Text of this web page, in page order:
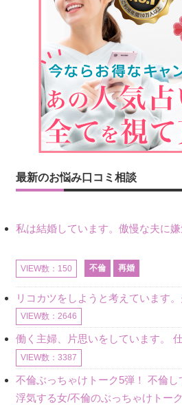
最新のお悩み口コミ相談
VIEW数：150 不倫 再婚
VIEW数：2646
VIEW数：3387
浮気する女/不倫のぶっちゃけトーク